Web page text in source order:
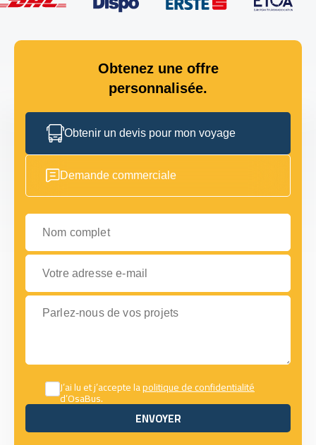
Obtenez une offre
personnalisée.
Obtenir un devis pour mon voyage
Demande commerciale
Nom complet
Votre adresse e-mail
Parlez-nous de vos projets
J’ai lu et j’accepte lapolitique de confidentialité
d’OsaBus.
ENVOYER
ENVOYER